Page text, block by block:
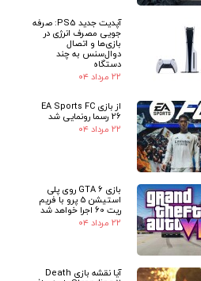
★
آپدیت جدید PS5: صرفه
جویی مصرف انرژی در
بازی‌ها و اتصال
دوال‌سنس به چند
دستگاه
۲۲ مرداد ۰۴
از بازی EA Sports FC
26 رسما رونمایی شد
۲۲ مرداد ۰۴
بازی GTA 6 روی پلی
استیشن 5 پرو با فریم
ریت 60 اجرا خواهد شد
۲۲ مرداد ۰۴
آیا نقشه بازی Death